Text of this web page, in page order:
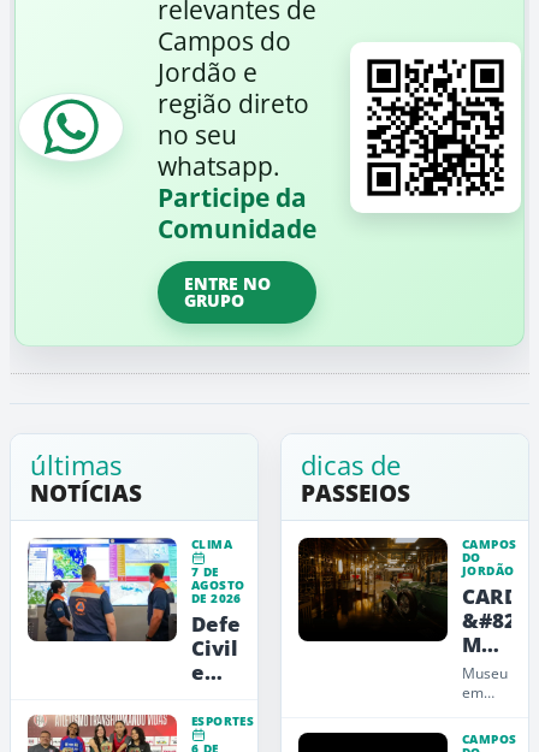
relevantes de
Campos do
Jordão e
região direto
no seu
whatsapp.
Participe da
Comunidade
ENTRE NO
GRUPO
últimas
NOTÍCIAS
CLIMA
7 DE
AGOSTO
DE 2026
Defesa
Civil
emite
vermelho
para
ESPORTES
6 DE
dicas de
PASSEIOS
CAMPOS
DO
JORDÃO
CARDE
Museu
de
Arte,
e
Museu
em
do
CAMPOS